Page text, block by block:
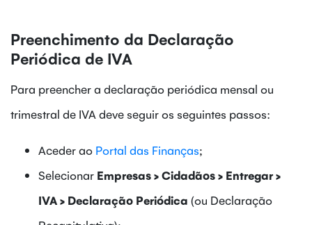
Preenchimento da Declaração
Periódica de IVA
Para preencher a declaração periódica mensal ou
trimestral de IVA deve seguir os seguintes passos:
Aceder ao Portal das Finanças;
Selecionar Empresas > Cidadãos > Entregar >
IVA > Declaração Periódica (ou Declaração